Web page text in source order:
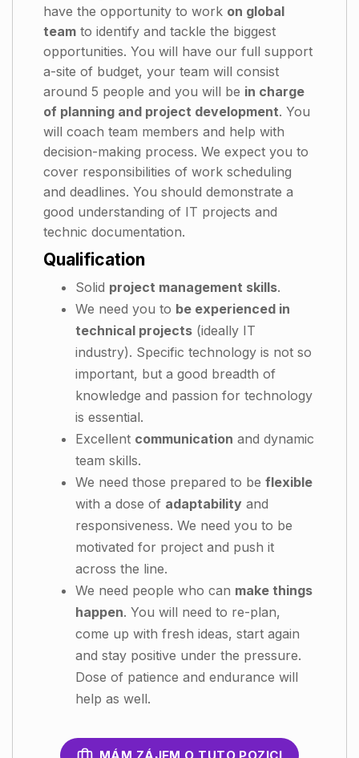
have the opportunity to work on global
teamto identify and tackle the biggest
opportunities. You will have our full support
a-site of budget, your team will consist
around 5 people and you will be in charge
of planning and project development. You
will coach team members and help with
decision-making process. We expect you to
cover responsibilities of work scheduling
and deadlines. You should demonstrate a
good understanding of IT projects and
technic documentation.
Qualification
Solid project management skills.
We need you to be experienced in
technical projects(ideally IT
industry). Specific technology is not so
important, but a good breadth of
knowledge and passion for technology
is essential.
Excellent communication and dynamic
team skills.
We need those prepared to be flexible
with a dose of adaptabilityand
responsiveness. We need you to be
motivated for project and push it
across the line.
We need people who can make things
happen. You will need to re-plan,
come up with fresh ideas, start again
and stay positive under the pressure.
Dose of patience and endurance will
help as well.